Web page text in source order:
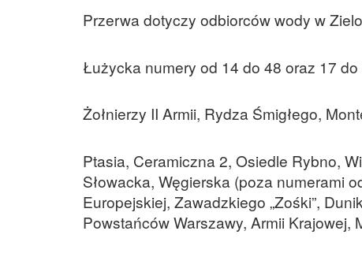
Przerwa dotyczy odbiorców wody w
Łużycka numery od 14 do 48 oraz 17 do
Żołnierzy II Armii, Rydza Śmigłego,
Ptasia, Ceramiczna 2, Osiedle Rybno,
Słowacka, Węgierska (poza numerami
Europejskiej, Zawadzkiego „Zośki”,
Powstańców Warszawy, Armii Krajowej,